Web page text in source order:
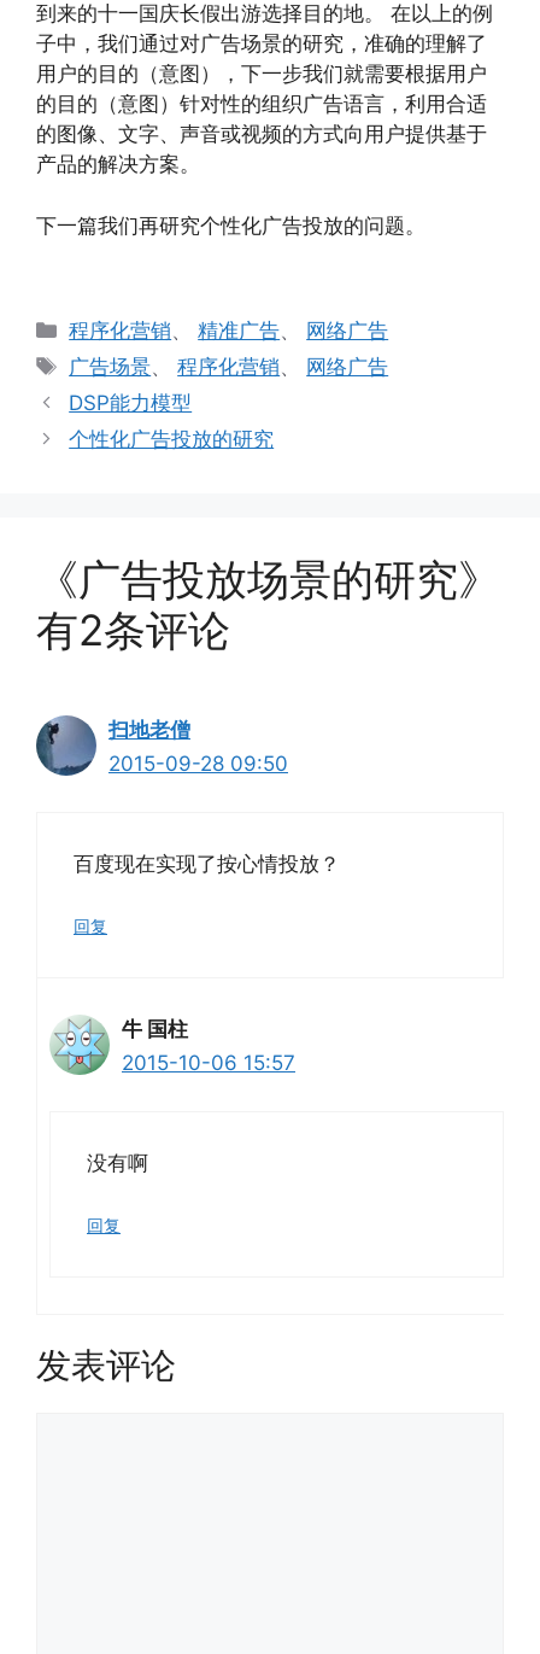
到来的十一国庆长假出游选择目的地。 在以上的例
子中，我们通过对广告场景的研究，准确的理解了
用户的目的（意图），下一步我们就需要根据用户
的目的（意图）针对性的组织广告语言，利用合适
的图像、文字、声音或视频的方式向用户提供基于
产品的解决方案。
下一篇我们再研究个性化广告投放的问题。
分
类
程序化营销、精准广告、 网络广告
标
签
广告场景、程序化营销、 网络广告
DSP能力模型
个性化广告投放的研究
《广告投放场景的研究》
有2条评论
扫地老僧
2015-09-28 09:50
百度现在实现了按心情投放？
回复
牛 国柱
2015-10-06 15:57
没有啊
回复
发表评论